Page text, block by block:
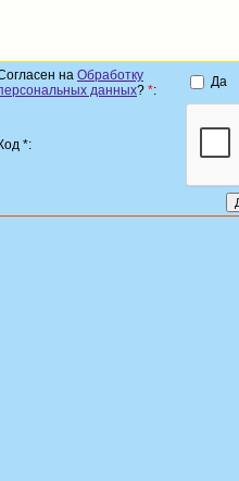
на Обработку
данных? *:
Да
*: